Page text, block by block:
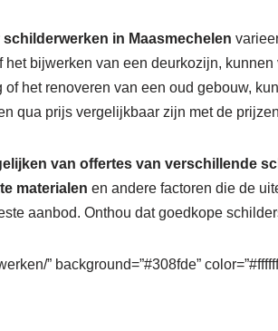
in Maasmechelen
het bijwerken van een deurkozijn,
het renoveren van een oud gebouw,
qua prijs vergelijkbaar zijn met de
van offertes van verschillende
materialen en andere factoren die de
aanbod. Onthou dat goedkope
” background=”#308fde”